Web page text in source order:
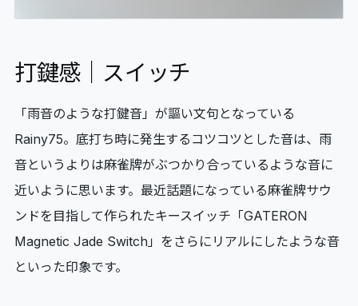
打鍵感｜スイッチ
「雨音のような打鍵音」が謳い文句となっている
Rainy75。底打ち時に発生するコツコツとした音は、雨
音というよりは麻雀牌がぶつかり合っているような音に
近いように思います。最近話題になっている麻雀牌サウ
ンドを目指して作られたキースイッチ「GATERON
Magnetic Jade Switch」をさらにリアルにしたような音
といった印象です。